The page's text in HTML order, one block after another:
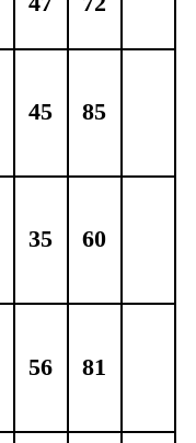
45 85
35 60
56 81